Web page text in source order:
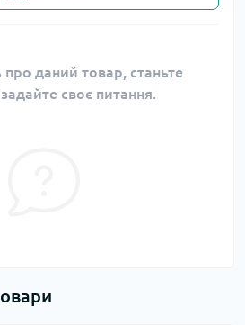
даний товар, станьте
своє питання.